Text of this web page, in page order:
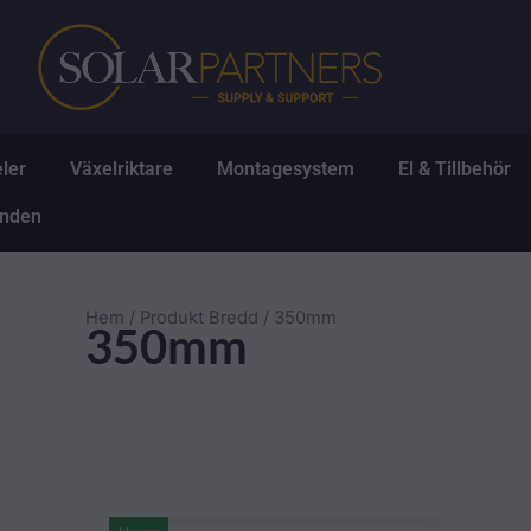
innehåll
Öppna Solpaneler
Växelriktare Öppna Växelriktare
Montagesystem ÖppnaEl & Tillbehör
Hem / Produkt Bredd / 350mm
350mm